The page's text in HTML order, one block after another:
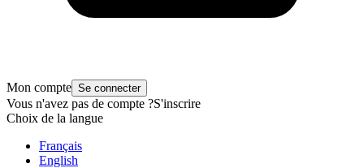
Mon compte Se connecter
Vous n'avez pas de compte ?S'inscrire
Choix de la langue
Français
English